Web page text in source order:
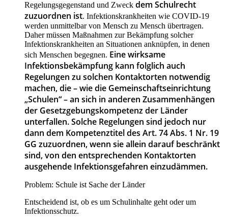
Regelungsgegenstand und Zweck dem Schulrecht
zuzuordnen ist. Infektionskrankheiten wie COVID-19
werden unmittelbar von Mensch zu Mensch übertragen.
Daher müssen Maßnahmen zur Bekämpfung solcher
Infektionskrankheiten an Situationen anknüpfen, in denen
sich Menschen begegnen. Eine wirksame
Infektionsbekämpfung kann folglich auch
Regelungen zu solchen Kontaktorten notwendig
machen, die – wie die Gemeinschaftseinrichtung
„Schulen“ – an sich in anderen Zusammenhängen
der Gesetzgebungskompetenz der Länder
unterfallen. Solche Regelungen sind jedoch nur
dann dem Kompetenztitel des Art. 74 Abs. 1 Nr. 19
GG zuzuordnen, wenn sie allein darauf beschränkt
sind, von den entsprechenden Kontaktorten
ausgehende Infektionsgefahren einzudämmen.
Problem: Schule ist Sache der Länder
Entscheidend ist, ob es um Schulinhalte geht oder um
Infektionsschutz.